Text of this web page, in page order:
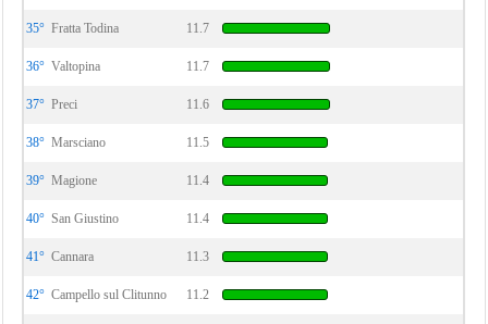
35° Fratta Todina 11.7
36° Valtopina 11.7
37° Preci 11.6
38° Marsciano 11.5
39° Magione 11.4
40° San Giustino 11.4
41° Cannara 11.3
42° Campello sul Clitunno 11.2